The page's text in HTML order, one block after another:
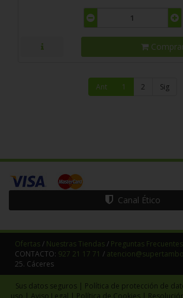
Ant 1 2 Sig
Canal Ético
Ofertas/ Nuestras Tiendas/ Preguntas Frecuentes
CONTACTO: 927 21 17 71 /
25. Cáceres
Sus datos seguros| Política de protección de
uso | Aviso Legal | Política de Cookies |